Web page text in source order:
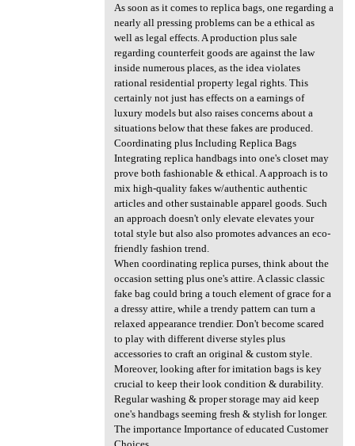
As soon as it comes to replica bags, one regarding a
nearly all pressing problems can be a ethical as
well as legal effects. A production plus sale
regarding counterfeit goods are against the law
inside numerous places, as the idea violates
rational residential property legal rights. This
certainly not just has effects on a earnings of
luxury models but also raises concerns about a
situations below that these fakes are produced.
Coordinating plus Including Replica Bags
Integrating replica handbags into one's closet may
prove both fashionable & ethical. A approach is to
mix high-quality fakes w/authentic authentic
articles and other sustainable apparel goods. Such
an approach doesn't only elevate elevates your
total style but also also promotes advances an eco-
friendly fashion trend.
When coordinating replica purses, think about the
occasion setting plus one's attire. A classic classic
fake bag could bring a touch element of grace for a
a dressy attire, while a trendy pattern can turn a
relaxed appearance trendier. Don't become scared
to play with different diverse styles plus
accessories to craft an original & custom style.
Moreover, looking after for imitation bags is key
crucial to keep their look condition & durability.
Regular washing & proper storage may aid keep
one's handbags seeming fresh & stylish for longer.
The importance Importance of educated Customer